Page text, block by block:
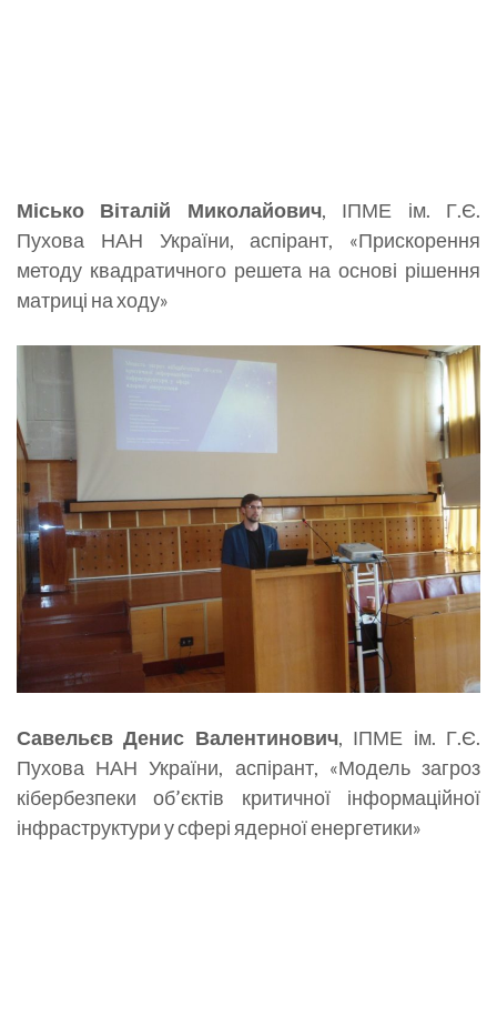
Місько Віталій Миколайович, ІПМЕ ім. Г.Є.
Пухова НАН України, аспірант, «Прискорення
методу квадратичного решета на основі рішення
матриці на ходу»
Савельєв Денис Валентинович, ІПМЕ ім. Г.Є.
Пухова НАН України, аспірант, «Модель загроз
кібербезпеки об’єктів критичної інформаційної
інфраструктури у сфері ядерної енергетики»